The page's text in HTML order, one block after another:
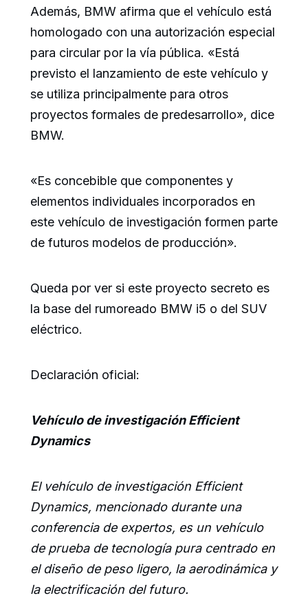
Además, BMW afirma que el vehículo está
homologado con una autorización especial
para circular por la vía pública. «Está
previsto el lanzamiento de este vehículo y
se utiliza principalmente para otros
proyectos formales de predesarrollo», dice
BMW.
«Es concebible que componentes y
elementos individuales incorporados en
este vehículo de investigación formen parte
de futuros modelos de producción».
Queda por ver si este proyecto secreto es
la base del rumoreado BMW i5 o del SUV
eléctrico.
Declaración oficial:
Vehículo de investigación Efficient
Dynamics
El vehículo de investigación Efficient
Dynamics, mencionado durante una
conferencia de expertos, es un vehículo
de prueba de tecnología pura centrado en
el diseño de peso ligero, la aerodinámica y
la electrificación del futuro.